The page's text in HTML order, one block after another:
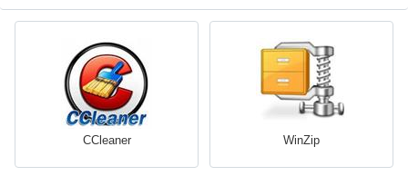
CCleaner WinZip